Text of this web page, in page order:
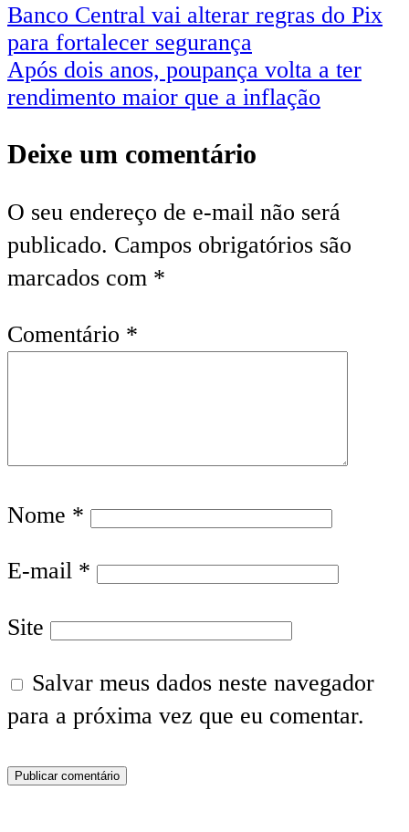
Banco Central vai alterar regras do Pix
para fortalecer segurança
Após dois anos, poupança volta a ter
rendimento maior que a inflação
Deixe um comentário
O seu endereço de e-mail não será
publicado. Campos obrigatórios são
marcados com *
Comentário *
Nome *
E-mail *
Site
Salvar meus dados neste navegador
para a próxima vez que eu comentar.